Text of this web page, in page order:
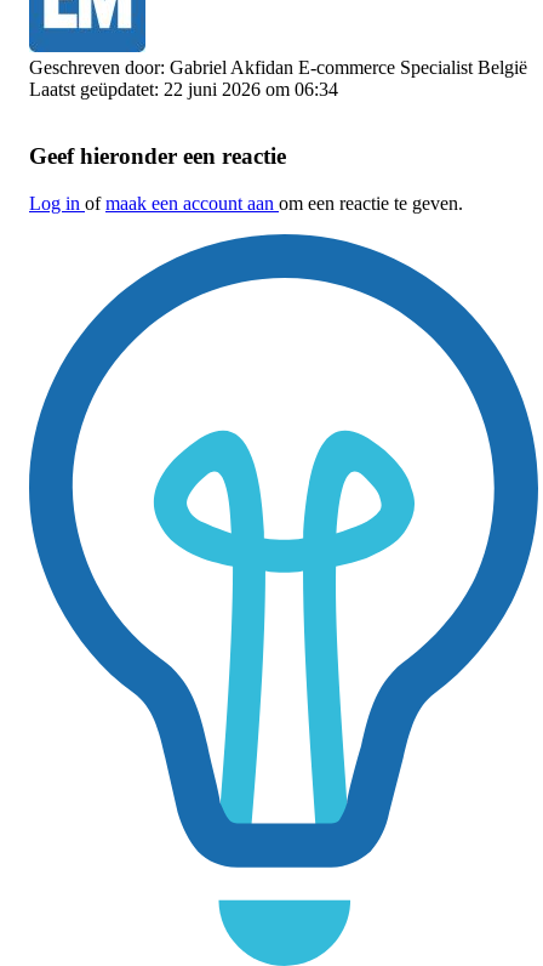
Geschreven door: Gabriel Akfidan E-commerce Specialist België
Laatst geüpdatet: 22 juni 2026 om 06:34
Geef hieronder een reactie
Log in ofmaak een account aan om een reactie te geven.